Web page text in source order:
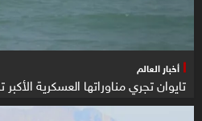
أخبار العالم
تايوان تجري مناوراتها العسكرية